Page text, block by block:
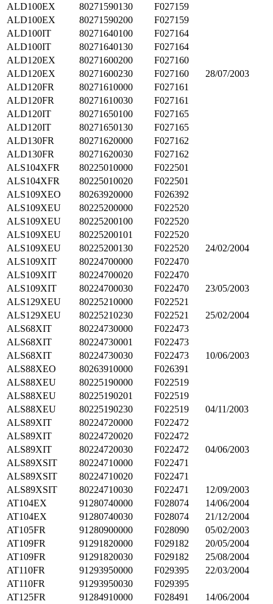
ALD100EX
80271590130
F027159
ALD100EX
80271590200
F027159
ALD100IT
80271640100
F027164
ALD100IT
80271640130
F027164
ALD120EX
80271600200
F027160
ALD120EX
80271600230 F027160
28/07/2003
ALD120FR
80271610000
F027161
ALD120FR
80271610030
F027161
ALD120IT
80271650100
F027165
ALD120IT
80271650130
F027165
ALD130FR
80271620000
F027162
ALD130FR
80271620030
F027162
ALS104XFR
80225010000
F022501
ALS104XFR
80225010020
F022501
ALS109XEO
80263920000
F026392
ALS109XEU
80225200000
F022520
ALS109XEU
80225200100
F022520
ALS109XEU
80225200101
F022520
ALS109XEU
80225200130 F022520
24/02/2004
ALS109XIT
80224700000
F022470
ALS109XIT
80224700020
F022470
ALS109XIT
80224700030 F022470
23/05/2003
ALS129XEU
80225210000
F022521
ALS129XEU
80225210230 F022521
25/02/2004
ALS68XIT
80224730000
F022473
ALS68XIT
80224730001
F022473
ALS68XIT
80224730030 F022473
10/06/2003
ALS88XEO
80263910000
F026391
ALS88XEU
80225190000
F022519
ALS88XEU
80225190201
F022519
ALS88XEU
80225190230 F022519
04/11/2003
ALS89XIT
80224720000
F022472
ALS89XIT
80224720020
F022472
ALS89XIT
80224720030 F022472
04/06/2003
ALS89XSIT
80224710000
F022471
ALS89XSIT
80224710020
F022471
ALS89XSIT
80224710030 F022471
12/09/2003
AT104EX
91280740000 F028074
14/06/2004
AT104EX
91280740030 F028074
21/12/2004
AT105FR
91280900000 F028090
05/02/2003
AT109FR
91291820000 F029182
20/05/2004
AT109FR
91291820030 F029182
25/08/2004
AT110FR
91293950000 F029395
22/03/2004
AT110FR
91293950030
F029395
AT125FR
91284910000 F028491
14/06/2004